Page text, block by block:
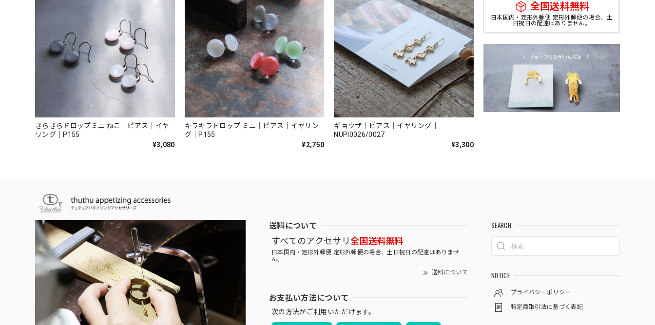
全国送料無料
日本国内・定形外郵便 定形外郵便の場合、土
日祝日の配達はありません。
きらきらドロップミニ ねこ｜ピアス｜イヤ
リング｜P155
¥3,080
キラキラドロップ ミニ｜ピアス｜イヤリン
グ｜P155
¥2,750
ギョウザ｜ピアス｜イヤリング｜
NUPI0026/0027
¥3,300
送料について
すべてのアクセサリ全国送料無料
日本国内・定形外郵便 定形外郵便の場合、土日祝日の配達はありませ
ん。
送料について
お支払い方法について
次の方法がご利用いただけます。
SEARCH
NOTICE
プライバシーポリシー
特定商取引法に基づく表記